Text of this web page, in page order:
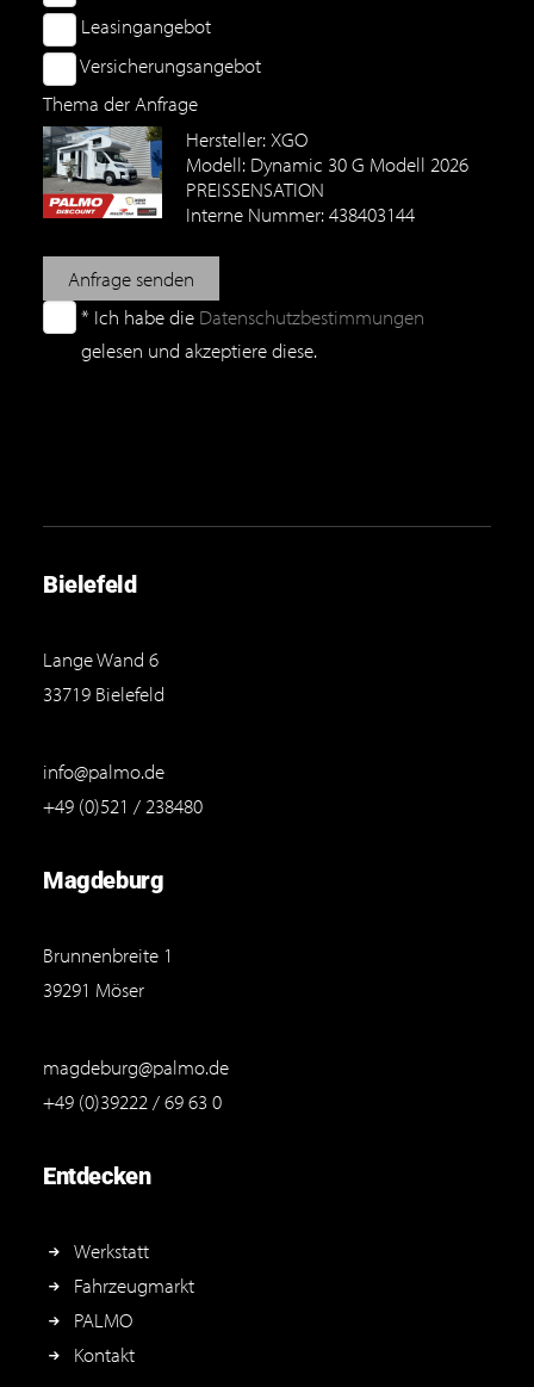
Leasingangebot
Versicherungsangebot
Thema der Anfrage
Hersteller: XGO
Modell: Dynamic 30 G Modell 2026
PREISSENSATION
Interne Nummer: 438403144
Anfrage senden
* Ich habe die Datenschutzbestimmungen
gelesen und akzeptiere diese.
Bielefeld
Lange Wand 6
33719 Bielefeld
info@palmo.de
+49 (0)521 / 238480
Magdeburg
Brunnenbreite 1
39291 Möser
magdeburg@palmo.de
+49 (0)39222 / 69 63 0
Entdecken
Werkstatt
Fahrzeugmarkt
PALMO
Kontakt